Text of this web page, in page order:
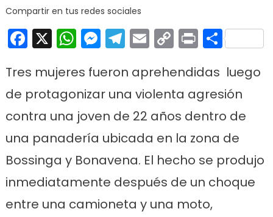
Compartir en tus redes sociales
Facebook
X WhatsApp
Messenger
Telegram
EmailCopy
Link
Print
Tres mujeres fueron aprehendidas luego
de protagonizar una violenta agresión
contra una joven de 22 años dentro de
una panadería ubicada en la zona de
Bossinga y Bonavena. El hecho se produjo
inmediatamente después de un choque
entre una camioneta y una moto,